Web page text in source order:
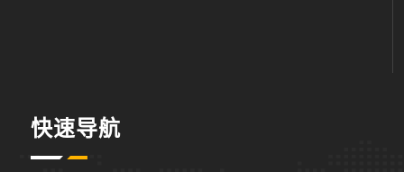
快速导航